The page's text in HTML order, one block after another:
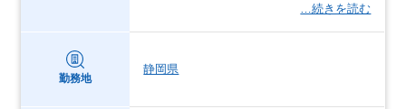
…続きを読む
勤務地
静岡県